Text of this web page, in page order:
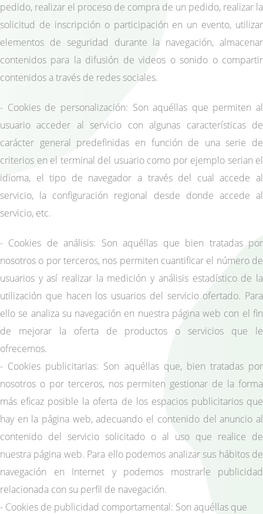
pedido, realizar el proceso de compra de un pedido, realizar la
solicitud de inscripción o participación en un evento, utilizar
elementos de seguridad durante la navegación, almacenar
contenidos para la difusión de videos o sonido o compartir
contenidos a través de redes sociales.
- Cookies de personalización: Son aquéllas que permiten al
usuario acceder al servicio con algunas características de
carácter general predefinidas en función de una serie de
criterios en el terminal del usuario como por ejemplo serian el
idioma, el tipo de navegador a través del cual accede al
servicio, la configuración regional desde donde accede al
servicio, etc.
- Cookies de análisis: Son aquéllas que bien tratadas por
nosotros o por terceros, nos permiten cuantificar el número de
usuarios y así realizar la medición y análisis estadístico de la
utilización que hacen los usuarios del servicio ofertado. Para
ello se analiza su navegación en nuestra página web con el fin
de mejorar la oferta de productos o servicios que le
ofrecemos.
- Cookies publicitarias: Son aquéllas que, bien tratadas por
nosotros o por terceros, nos permiten gestionar de la forma
más eficaz posible la oferta de los espacios publicitarios que
hay en la página web, adecuando el contenido del anuncio al
contenido del servicio solicitado o al uso que realice de
nuestra página web. Para ello podemos analizar sus hábitos de
navegación en Internet y podemos mostrarle publicidad
relacionada con su perfil de navegación.
- Cookies de publicidad comportamental: Son aquéllas que